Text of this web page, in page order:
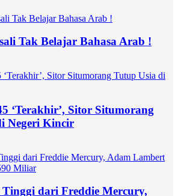
Tak Belajar Bahasa Arab !
‘Terakhir’, Sitor Situmorang
Negeri Kincir
dari Freddie Mercury,